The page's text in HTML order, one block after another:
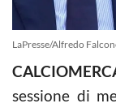
LaPresse/Alfredo
sessione di